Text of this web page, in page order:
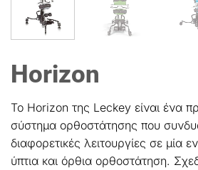
Horizon
Το Horizon της Leckey είναι ένα
σύστημα ορθοστάτησης που
διαφορετικές λειτουργίες σε μία
ύπτια και όρθια ορθοστάτηση.